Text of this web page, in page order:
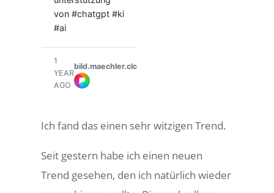
Ich fand das einen sehr witzigen Trend.
Seit gestern habe ich einen neuen
Trend gesehen, den ich natürlich wieder